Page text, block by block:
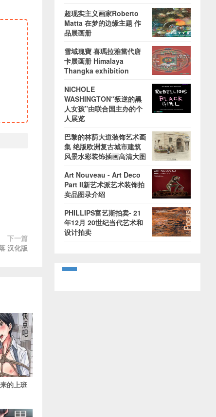
下一篇
汉化版
的上班
超现实主义画家Roberto
Matta 在梦的边缘主题 作
品展画册
雪域瑰寶 喜瑪拉雅當代唐
卡展画册 Himalaya
Thangka exhibition
NICHOLE
WASHINGTON“叛逆的黑
人女孩”由联合国主办的个
人展览
巴黎的林荫大道装饰艺术画
集 绝版欧洲复古城市建筑
风景水彩装饰插画高清大图
Art Nouveau - Art Deco
Part II新艺术派艺术装饰拍
卖品图录介绍
PHILLIPS富艺斯拍卖- 21
年12月 20世纪当代艺术和
设计拍卖